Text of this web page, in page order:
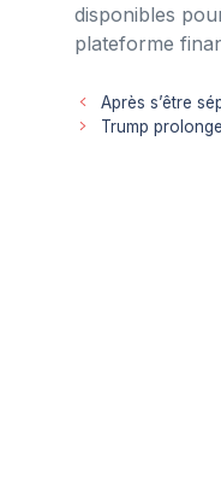
disponibles
plateforme
Après s’être
Trump